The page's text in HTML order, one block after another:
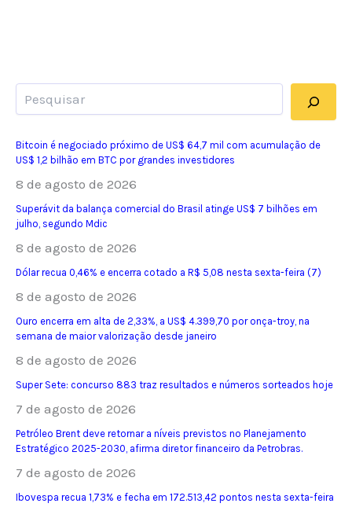
Bitcoin é negociado próximo de US$ 64,7 mil com acumulação de
US$ 1,2 bilhão em BTC por grandes investidores
8 de agosto de 2026
Superávit da balança comercial do Brasil atinge US$ 7 bilhões em
julho, segundo Mdic
8 de agosto de 2026
Dólar recua 0,46% e encerra cotado a R$ 5,08 nesta sexta-feira (7)
8 de agosto de 2026
Ouro encerra em alta de 2,33%, a US$ 4.399,70 por onça-troy, na
semana de maior valorização desde janeiro
8 de agosto de 2026
Super Sete: concurso 883 traz resultados e números sorteados hoje
7 de agosto de 2026
Petróleo Brent deve retornar a níveis previstos no Planejamento
Estratégico 2025-2030, afirma diretor financeiro da Petrobras.
7 de agosto de 2026
Ibovespa recua 1,73% e fecha em 172.513,42 pontos nesta sexta-feira